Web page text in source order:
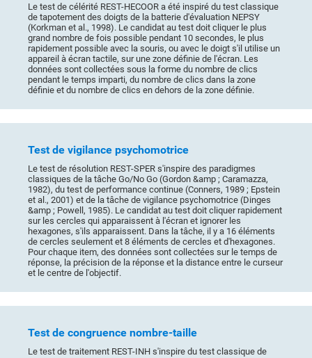
Le test de célérité REST-HECOOR a été inspiré du test classique
de tapotement des doigts de la batterie d'évaluation NEPSY
(Korkman et al., 1998). Le candidat au test doit cliquer le plus
grand nombre de fois possible pendant 10 secondes, le plus
rapidement possible avec la souris, ou avec le doigt s'il utilise un
appareil à écran tactile, sur une zone définie de l'écran. Les
données sont collectées sous la forme du nombre de clics
pendant le temps imparti, du nombre de clics dans la zone
définie et du nombre de clics en dehors de la zone définie.
Test de vigilance psychomotrice
Le test de résolution REST-SPER s'inspire des paradigmes
classiques de la tâche Go/No Go (Gordon &amp ; Caramazza,
1982), du test de performance continue (Conners, 1989 ; Epstein
et al., 2001) et de la tâche de vigilance psychomotrice (Dinges
&amp ; Powell, 1985). Le candidat au test doit cliquer rapidement
sur les cercles qui apparaissent à l'écran et ignorer les
hexagones, s'ils apparaissent. Dans la tâche, il y a 16 éléments
de cercles seulement et 8 éléments de cercles et d'hexagones.
Pour chaque item, des données sont collectées sur le temps de
réponse, la précision de la réponse et la distance entre le curseur
et le centre de l'objectif.
Test de congruence nombre-taille
Le test de traitement REST-INH s'inspire du test classique de